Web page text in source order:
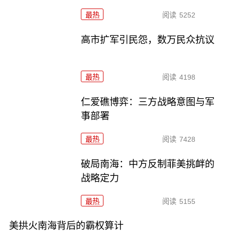
最热 阅读 5252
高市扩军引民怨，数万民众抗议
最热 阅读 4198
仁爱礁博弈：三方战略意图与军
事部署
最热 阅读 7428
破局南海：中方反制菲美挑衅的
战略定力
最热 阅读 5155
美拱火南海背后的霸权算计